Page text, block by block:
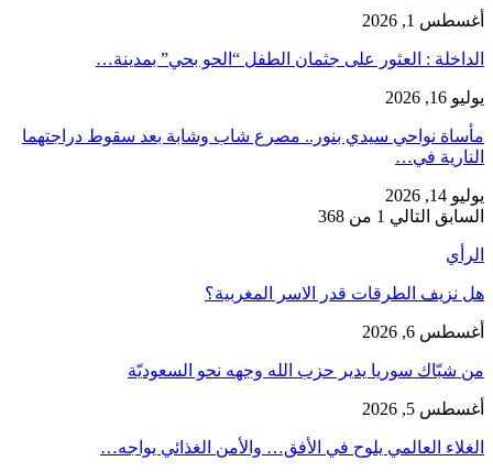
أغسطس 1, 2026
​الداخلة : العثور على جثمان الطفل “الحو بحي” بمدينة…
يوليو 16, 2026
مأساة نواحي سيدي بنور.. مصرع شاب وشابة بعد سقوط دراجتهما
النارية في…
يوليو 14, 2026
السابق التالي 1 من 368
الرأي
هل نزيف الطرقات قدر الاسر المغربية؟
أغسطس 6, 2026
من شبّاك سوريا يدير حزب الله وجهه نحو السعوديّة
أغسطس 5, 2026
الغلاء العالمي يلوح في الأفق… والأمن الغذائي يواجه…